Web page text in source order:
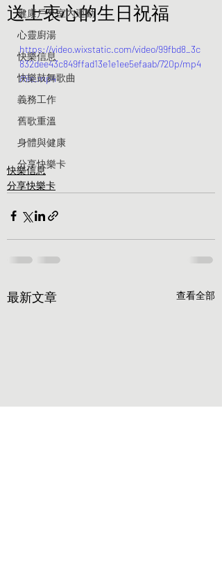
健康戶外室內運動
心靈廚湯
快樂信息
快樂鼓舞歌曲
義務工作
舊歌重溫
身體與健康
分享快樂卡
送上衷心的生日祝福
https://video.wixstatic.com/video/99fbd8_3c
832dee43c849ffad13e1e1ee5efaab/720p/mp4
/file.mp4
快樂信息
分享快樂卡
最新文章 查看全部